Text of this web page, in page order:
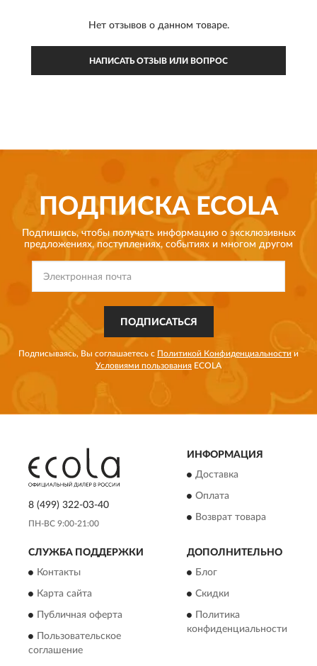
Нет отзывов о данном товаре.
НАПИСАТЬ ОТЗЫВ ИЛИ ВОПРОС
ПОДПИСКАECOLA
Подпишись, чтобы получать информацию о эксклюзивных
предложениях, поступлениях, событиях и многом другом
ПОДПИСАТЬСЯ
Подписываясь, Вы соглашаетесь с Политикой Конфиденциальности и
Условиями пользования ECOLA
8 (499) 322-03-40
ПН-ВС 9:00-21:00
ИНФОРМАЦИЯ
Доставка
Оплата
Возврат товара
СЛУЖБА ПОДДЕРЖКИ
Контакты
Карта сайта
Публичная оферта
Пользовательское
соглашение
ДОПОЛНИТЕЛЬНО
Блог
Скидки
Политика
конфиденциальности